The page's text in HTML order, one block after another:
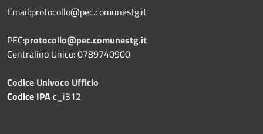
Email:protocollo@pec.comunestg.it
PEC:protocollo@pec.comunestg.it
Centralino Unico: 0789740900
Codice Univoco Ufficio
Codice IPAc_i312